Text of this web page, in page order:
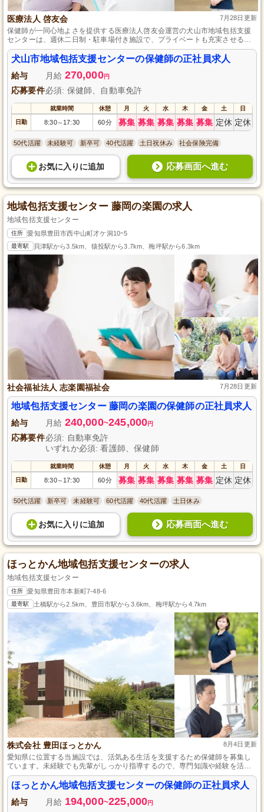
医療法人 啓友会 7月28日更新
保健師が一同心地よさを提供する医療法人啓友会運営の犬山市地域包括支援
センターは、週休二日制・駐車場付き施設で、プライベートも充実させるこ
とが可能です。
犬山市地域包括支援センターの保健師の正社員求人
給与 月給 270,000円
応募要件必須: 保健師、自動車免許
就業時間 休憩 月 火 水 木 金 土 日
日勤 8:30～ 17:30 60分 募集 募集 募集 募集 募集 定休 定休
50代活躍 未経験可 新卒可 40代活躍 土日祝休み 社会保険完備
お気に入り に追加 応募画面へ進む
地域包括支援センター 藤岡の楽園の求人
地域包括支援センター
住所 愛知県豊田市西中山町才ケ洞10ｰ5
最寄駅 貝津駅から3.5km、猿投駅から3.7km、梅坪駅から6.3km
社会福祉法人 志楽園福祉会 7月28日更新
地域包括支援センター 藤岡の楽園の保健師の正社員求人
給与 月給 240,000~245,000円
応募要件必須: 自動車免許
いずれか必須: 看護師、保健師
就業時間 休憩 月 火 水 木 金 土 日
日勤 8:30～ 17:30 60分 募集 募集 募集 募集 募集 定休 定休
50代活躍 新卒可 未経験可 60代活躍 40代活躍 土日休み
お気に入り に追加 応募画面へ進む
ほっとかん地域包括支援センターの求人
地域包括支援センター
住所 愛知県豊田市本新町7-48-6
最寄駅 土橋駅から2.5km、豊田市駅から3.6km、梅坪駅から4.7km
株式会社 豊田ほっとかん 8月4日更新
愛知県に位置する当施設では、活気ある生活を支援するため保健師を募集し
ています。未経験でも先輩がしっかり指導するので、専門知識や経験を活か
しながら成長できる環境です。年間休日114日と充実した休暇制度で、仕事と
プライベートの両立がしやすく、スタッフ同士の協力体制も整っているた
め、安心して働けます。
ほっとかん地域包括支援センターの保健師の正社員求人
給与 月給 194,000~225,000円